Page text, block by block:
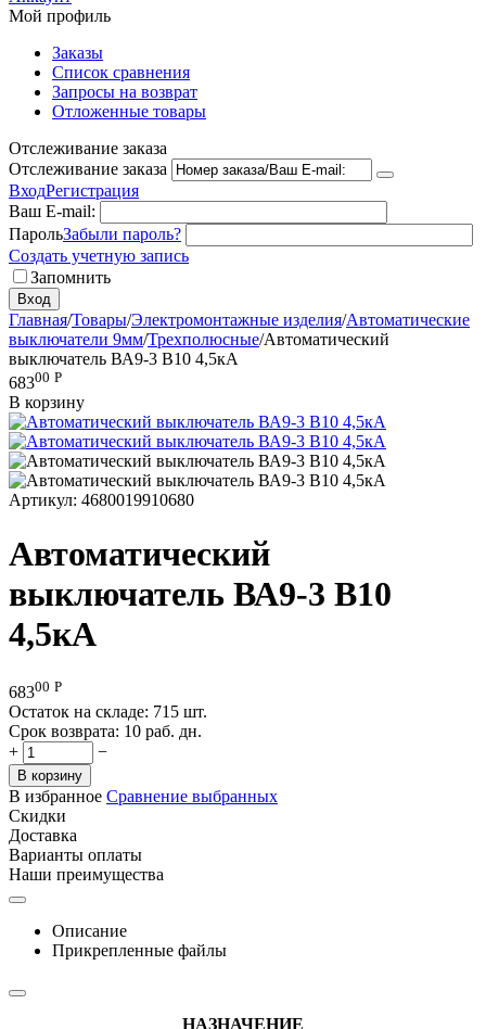
Мой профиль
Заказы
Список сравнения
Запросы на возврат
Отложенные товары
Отслеживание заказа
Отслеживание заказа
ВходРегистрация
Ваш E-mail:
ПарольЗабыли пароль?
Создать учетную запись
Запомнить
Вход
Главная/Товары/Электромонтажные изделия/Автоматические
выключатели 9мм/Трехполюсные/Автоматический
выключатель ВА9-3 В10 4,5кА
68300 Р
В корзину
Артикул: 4680019910680
Автоматический
выключатель ВА9-3 В10
4,5кА
68300 Р
Остаток на складе: 715 шт.
Срок возврата: 10 раб. дн.
+
−
В корзину
В избранное Сравнение выбранных
Скидки
Доставка
Варианты оплаты
Наши преимущества
Описание
Прикрепленные файлы
НАЗНАЧЕНИЕ